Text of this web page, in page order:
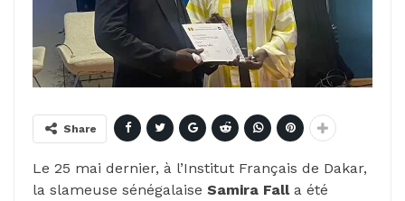
Share
Le 25 mai dernier, à l’Institut Français de Dakar,
la slameuse sénégalaise Samira Falla été